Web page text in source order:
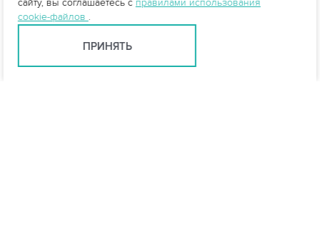
сайту, вы соглашаетесь с правилами использования
cookie-файлов .
ПРИНЯТЬ